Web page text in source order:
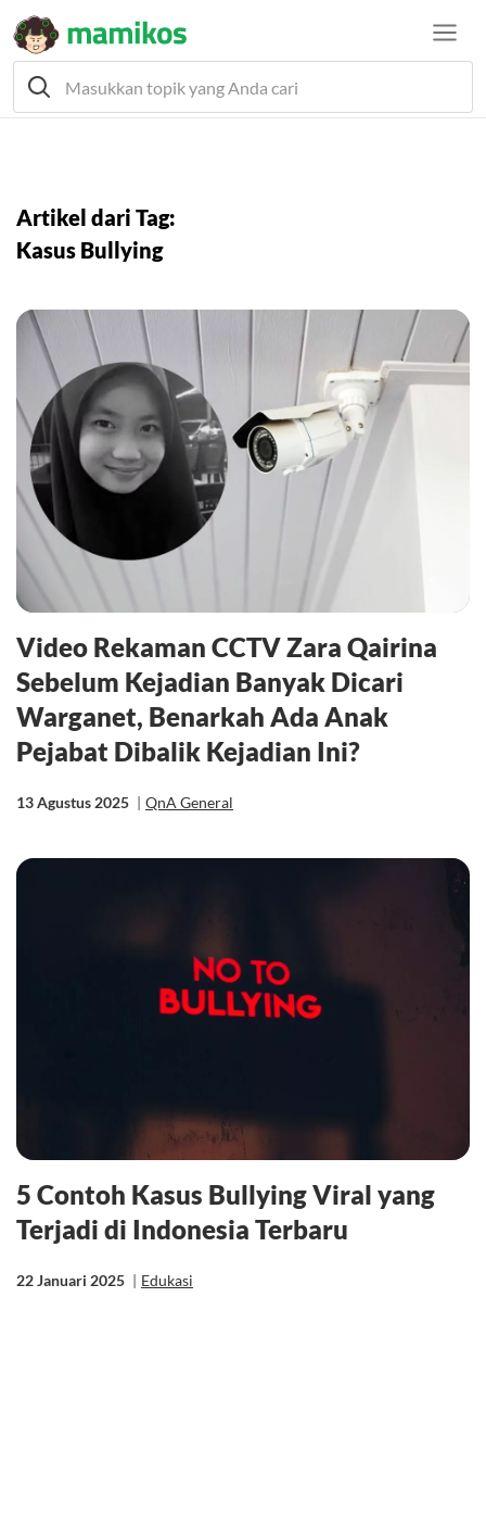
Artikel dari Tag:
Kasus Bullying
Video Rekaman CCTV Zara Qairina
Sebelum Kejadian Banyak Dicari
Warganet, Benarkah Ada Anak
Pejabat Dibalik Kejadian Ini?
13 Agustus 2025 | QnA General
5 Contoh Kasus Bullying Viral yang
Terjadi di Indonesia Terbaru
22 Januari 2025 | Edukasi